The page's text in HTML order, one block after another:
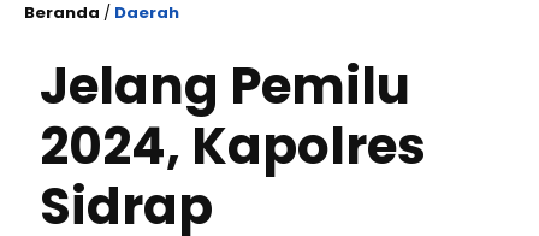
Beranda / Daerah
Jelang Pemilu
2024, Kapolres
Sidrap